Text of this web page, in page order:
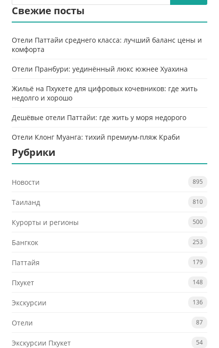
Свежие посты
Отели Паттайи среднего класса: лучший баланс цены и
комфорта
Отели Пранбури: уединённый люкс южнее Хуахина
Жильё на Пхукете для цифровых кочевников: где жить
недолго и хорошо
Дешёвые отели Паттайи: где жить у моря недорого
Отели Клонг Муанга: тихий премиум-пляж Краби
Рубрики
Новости 895
Таиланд 810
Курорты и регионы 500
Бангкок 253
Паттайя 179
Пхукет 148
Экскурсии 136
Отели 87
Экскурсии Пхукет 54